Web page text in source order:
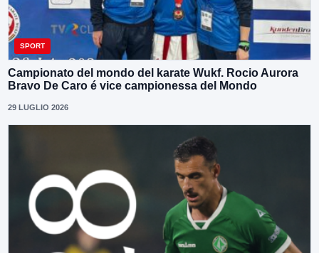
SPORT
Campionato del mondo del karate Wukf. Rocio Aurora
Bravo De Caro é vice campionessa del Mondo
29 LUGLIO 2026